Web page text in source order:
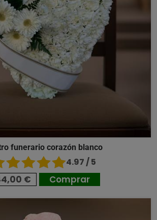
funerario corazón blanco
4.97 / 5
€ Comprar